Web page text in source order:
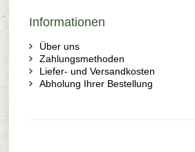
Informationen
Über uns
Zahlungsmethoden
Liefer- und Versandkosten
Abholung Ihrer Bestellung